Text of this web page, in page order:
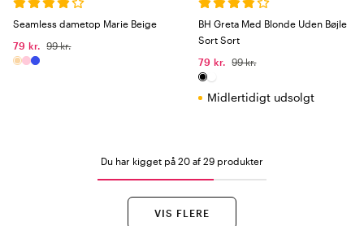
Seamless dametop Marie Beige
79 kr.
99 kr.
BH Greta Med Blonde Uden Bøjle
Sort Sort
79 kr.
99 kr.
Midlertidigt udsolgt
Du har kigget på 20 af 29 produkter
VIS FLERE